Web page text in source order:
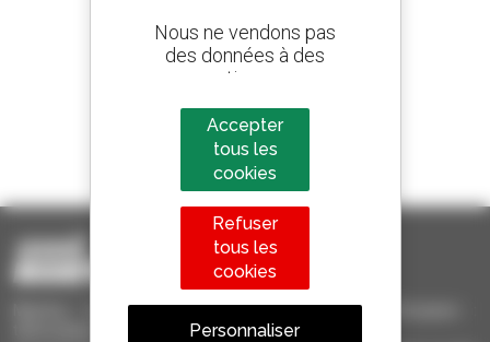
Manitou partout dans le monde
1 chariot télescopique sur 4
vendu dans le monde est un Manitou
Manitou Occasion - Matériel de Manutention d'Occasion :
télescopique, chariot à mât, nacelle élévatrice
Nous ne vendons pas
des données à des
tiers
Accepter
tous les
cookies
Refuser
tous les
cookies
Personnaliser